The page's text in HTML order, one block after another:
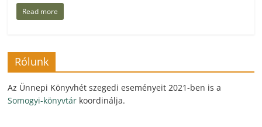
Read more
Rólunk
Az Ünnepi Könyvhét szegedi eseményeit 2021-ben is a
Somogyi-könyvtár koordinálja.